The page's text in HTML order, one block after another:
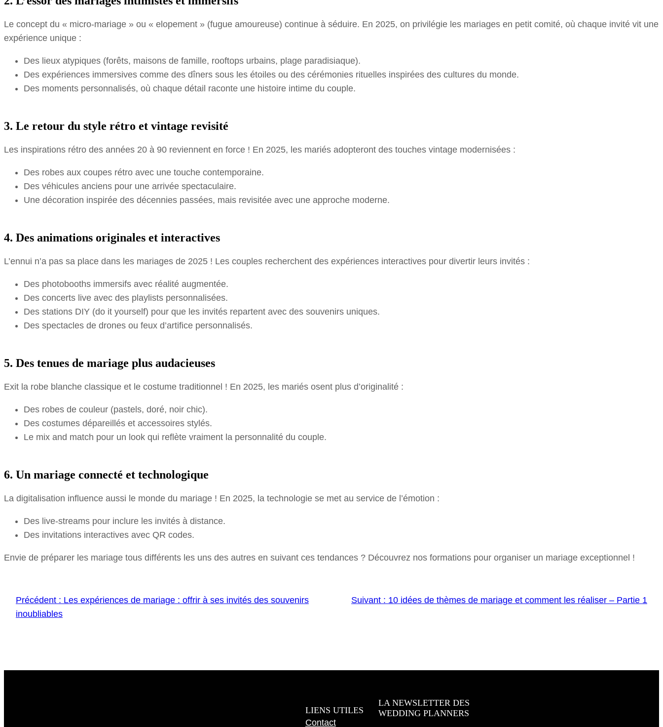
Le concept du « micro-mariage » ou « elopement » (fugue amoureuse) continue à séduire. En 2025, on privilégie les mariages en petit comité, où chaque invité vit une
expérience unique :
Des lieux atypiques (forêts, maisons de famille, rooftops urbains, plage paradisiaque).
Des expériences immersives comme des dîners sous les étoiles ou des cérémonies rituelles inspirées des cultures du monde.
Des moments personnalisés, où chaque détail raconte une histoire intime du couple.
3. Le retour du style rétro et vintage revisité
Les inspirations rétro des années 20 à 90 reviennent en force ! En 2025, les mariés adopteront des touches vintage modernisées :
Des robes aux coupes rétro avec une touche contemporaine.
Des véhicules anciens pour une arrivée spectaculaire.
Une décoration inspirée des décennies passées, mais revisitée avec une approche moderne.
4. Des animations originales et interactives
L’ennui n’a pas sa place dans les mariages de 2025 ! Les couples recherchent des expériences interactives pour divertir leurs invités :
Des photobooths immersifs avec réalité augmentée.
Des concerts live avec des playlists personnalisées.
Des stations DIY (do it yourself) pour que les invités repartent avec des souvenirs uniques.
Des spectacles de drones ou feux d’artifice personnalisés.
5. Des tenues de mariage plus audacieuses
Exit la robe blanche classique et le costume traditionnel ! En 2025, les mariés osent plus d’originalité :
Des robes de couleur (pastels, doré, noir chic).
Des costumes dépareillés et accessoires stylés.
Le mix and match pour un look qui reflète vraiment la personnalité du couple.
6. Un mariage connecté et technologique
La digitalisation influence aussi le monde du mariage ! En 2025, la technologie se met au service de l’émotion :
Des live-streams pour inclure les invités à distance.
Des invitations interactives avec QR codes.
Envie de préparer les mariage tous différents les uns des autres en suivant ces tendances ? Découvrez nos formations pour organiser un mariage exceptionnel !
Précédent : Les expériences de mariage : offrir à ses invités des souvenirs
inoubliables
Suivant : 10 idées de thèmes de mariage et comment les réaliser – Partie 1
LIENS UTILES
Contact
LA NEWSLETTER DES
WEDDING PLANNERS